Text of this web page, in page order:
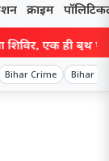
क्राइम
ही बूथ पर जुड़ेंगे
Bihar Crime Bihar